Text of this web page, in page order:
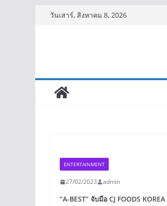
วันเสาร์, สิงหาคม 8, 2026
ENTERTAINMENT
27/02/2023 admin
“A-BEST” จับมือ CJ FOODS KOREA